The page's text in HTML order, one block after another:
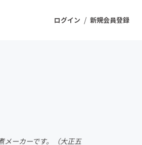
ログイン / 新規会員登録
ョン
メーカーです。（大正五